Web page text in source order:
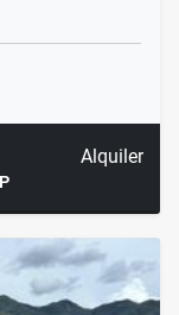
Alquiler